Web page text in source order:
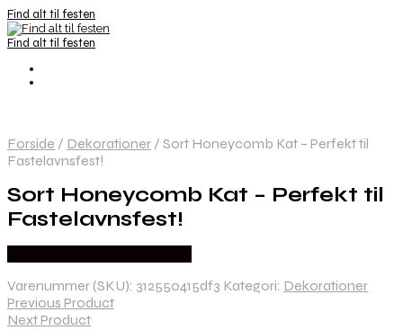
Find alt til festen
Find alt til festen
Forside / Dekorationer / Sort Honeycomb Kat – Perfekt til
Fastelavnsfest!
Sort Honeycomb Kat – Perfekt til
Fastelavnsfest!
Varenummer (SKU): 312550415df3 Kategori: Dekorationer
Previous Product
Next Product